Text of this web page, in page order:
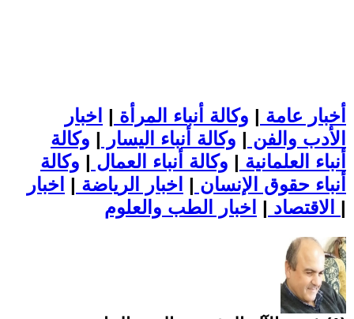
أخبار عامة | وكالة أنباء المرأة | اخبار
الأدب والفن | وكالة أنباء اليسار | وكالة
أنباء العلمانية | وكالة أنباء العمال | وكالة
أنباء حقوق الإنسان | اخبار الرياضة | اخبار
الاقتصاد | |